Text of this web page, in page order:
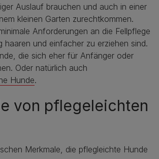
Auslauf brauchen und auch in einer
kleinen Garten zurechtkommen.
Anforderungen an die Fellpflege
haaren und einfacher zu erziehen sind.
die sich eher für Anfänger oder
Oder natürlich auch
Hunde.
von pflegeleichten
Merkmale, die pflegleichte Hunde